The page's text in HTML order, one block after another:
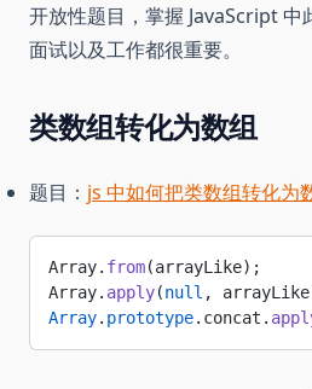
开放性题目，掌握 JavaScript 中
面试以及工作都很重要。
类数组转化为数组
题目： js 中如何把类数组转化为
Array. from(arrayLike);
Array. apply(null ,
Array. prototype.concat.